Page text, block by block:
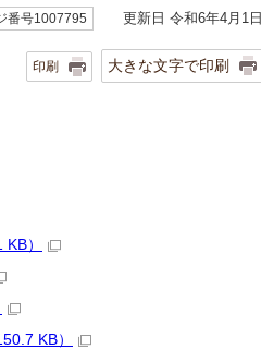
番号1007795 更新日 令和6年4月1日
印刷 大きな文字で印刷
）
KB）